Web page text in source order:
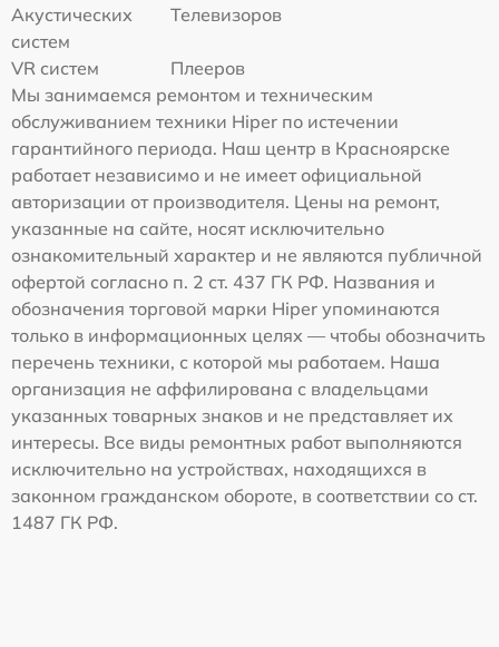
Акустических
систем
Телевизоров
VR систем
Плееров
Мы занимаемся ремонтом и техническим
обслуживанием техники Hiper по истечении
гарантийного периода. Наш центр в Красноярске
работает независимо и не имеет официальной
авторизации от производителя. Цены на ремонт,
указанные на сайте, носят исключительно
ознакомительный характер и не являются публичной
офертой согласно п. 2 ст. 437 ГК РФ. Названия и
обозначения торговой марки Hiper упоминаются
только в информационных целях — чтобы обозначить
перечень техники, с которой мы работаем. Наша
организация не аффилирована с владельцами
указанных товарных знаков и не представляет их
интересы. Все виды ремонтных работ выполняются
исключительно на устройствах, находящихся в
законном гражданском обороте, в соответствии со ст.
1487 ГК РФ.